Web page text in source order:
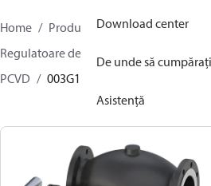
Download center
De unde să cumpărați
Asistență
Home Produse
Climate Solutions
Regulatoare de presiune și de debit
PCVD
003G1557